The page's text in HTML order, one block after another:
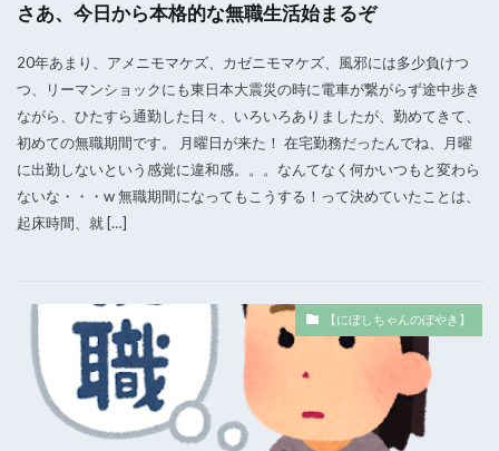
さあ、今日から本格的な無職生活始まるぞ
20年あまり、アメニモマケズ、カゼニモマケズ、風邪には多少負けつ
つ、リーマンショックにも東日本大震災の時に電車が繋がらず途中歩き
ながら、ひたすら通勤した日々、いろいろありましたが、勤めてきて、
初めての無職期間です。 月曜日が来た！ 在宅勤務だったんでね、月曜
に出勤しないという感覚に違和感。。。なんてなく何かいつもと変わら
ないな・・・w 無職期間になってもこうする！って決めていたことは、
起床時間、就 […]
【にぼしちゃんのぼやき】